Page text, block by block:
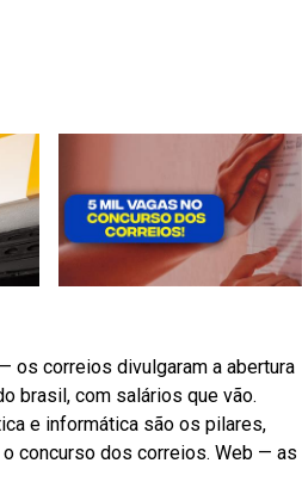
os correios divulgaram a abertura
brasil, com salários que vão.
e informática são os pilares,
concurso dos correios. Web — as